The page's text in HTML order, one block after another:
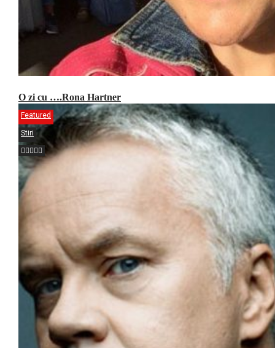
O zi cu ….Rona Hartner
Featured
Stiri